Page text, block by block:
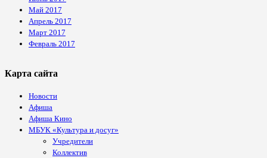
Май 2017
Апрель 2017
Март 2017
Февраль 2017
Карта сайта
Новости
Афиша
Афиша Кино
МБУК «Культура и досуг»
Учредители
Коллектив